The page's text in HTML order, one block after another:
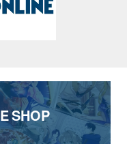
SHOP